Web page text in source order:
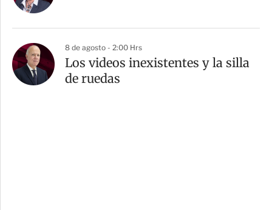
8 de agosto - 2:00 Hrs
Los videos inexistentes y la silla
de ruedas